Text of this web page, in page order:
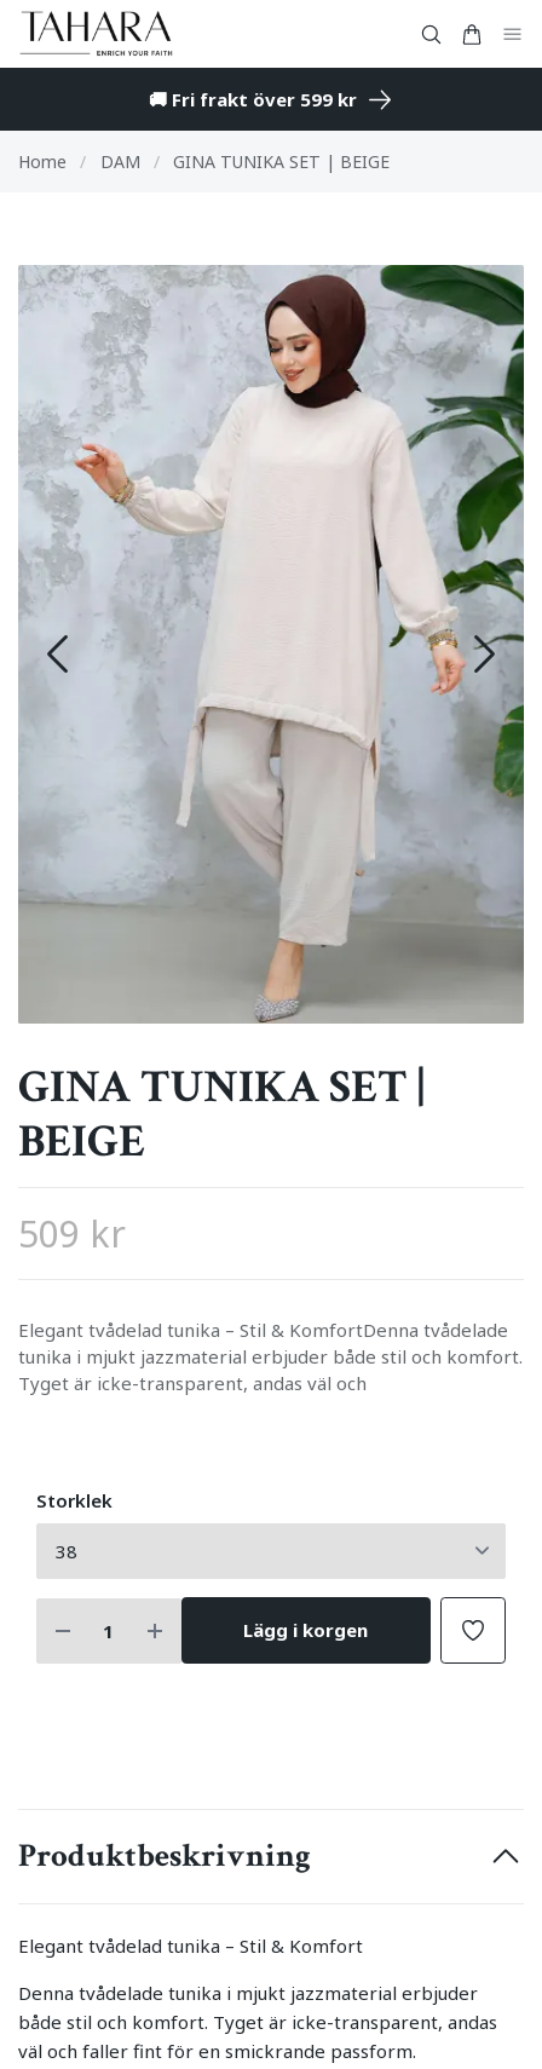
🚚 Fri frakt över 599 kr
Home / DAM / GINA TUNIKA SET | BEIGE
GINA TUNIKA SET |
BEIGE
509 kr
Elegant tvådelad tunika – Stil & KomfortDenna tvådelade
tunika i mjukt jazzmaterial erbjuder både stil och komfort.
Tyget är icke-transparent, andas väl och
Storklek
Lägg i korgen
Produktbeskrivning
Elegant tvådelad tunika – Stil & Komfort
Denna tvådelade tunika i mjukt jazzmaterial erbjuder
både stil och komfort. Tyget är icke-transparent, andas
väl och faller fint för en smickrande passform.